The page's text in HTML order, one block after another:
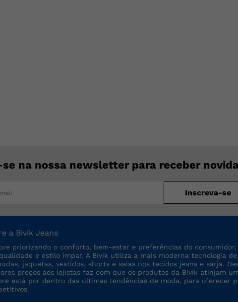
na nossa newsletter para receber
Inscreva-se
a Bivik Jeans
priorizando o conforto, bem-estar e preferências do
e estilo ímpar. A Bivik utiliza a mais moderna tecnologia
jaquetas, vestidos, shorts e saias nos tecidos jeans e sarja.
preços aos lojistas faz com que os produtos da Bivik atinjam
está por dentro das últimas tendências de moda, para oferecer